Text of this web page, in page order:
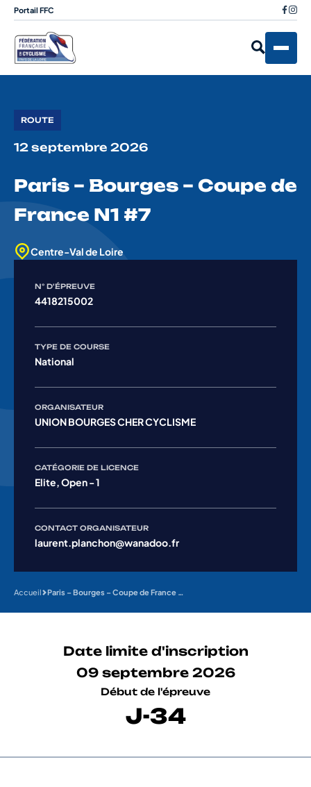
Portail FFC
ROUTE
12 septembre 2026
Paris – Bourges – Coupe de
France N1 #7
Centre-Val de Loire
N° D'ÉPREUVE
4418215002
TYPE DE COURSE
National
ORGANISATEUR
UNION BOURGES CHER CYCLISME
CATÉGORIE DE LICENCE
Elite, Open - 1
CONTACT ORGANISATEUR
laurent.planchon@wanadoo.fr
Accueil Paris – Bourges – Coupe de France N1 #7
Date limite d'inscription
09 septembre 2026
Début de l'épreuve
J-34